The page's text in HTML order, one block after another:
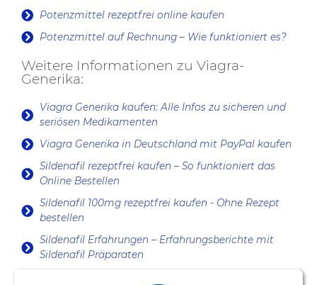
Potenzmittel rezeptfrei online kaufen
Potenzmittel auf Rechnung – Wie funktioniert es?
Weitere Informationen zu Viagra-
Generika:
Viagra Generika kaufen: Alle Infos zu sicheren und
seriösen Medikamenten
Viagra Generika in Deutschland mit PayPal kaufen
Sildenafil rezeptfrei kaufen – So funktioniert das
Online Bestellen
Sildenafil 100mg rezeptfrei kaufen - Ohne Rezept
bestellen
Sildenafil Erfahrungen – Erfahrungsberichte mit
Sildenafil Präparaten